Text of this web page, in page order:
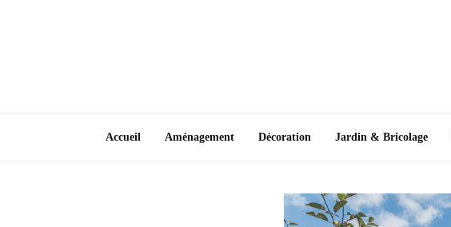
Accueil Aménagement Décoration Jardin & Bricolage